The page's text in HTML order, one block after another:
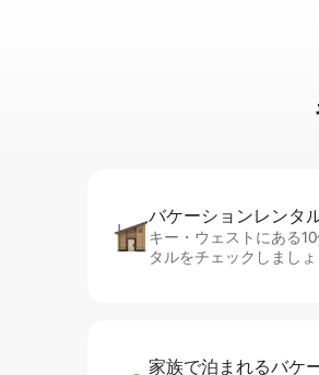
バケーションレ⁠ン⁠タ⁠
キー・ウェストにある
タルをチェックしましょ
家族で泊まれるバ⁠ケ⁠